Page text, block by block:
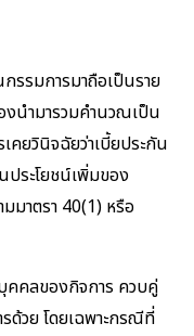
รรมการมาถือเป็นราย
งนำมารวมคำนวณเป็น
คยวินิจฉัยว่าเบี้ยประกัน
ระโยชน์เพิ่มของ
มาตรา 40(1) หรือ
คลของกิจการ ควบคู่
ด้วย โดยเฉพาะกรณีที่